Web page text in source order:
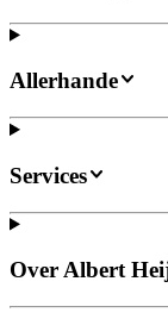
Allerhande
Services
Over Albert